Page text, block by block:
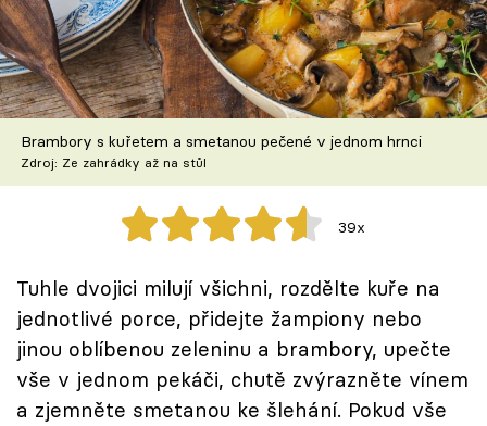
Škola vaření
Recepty z TV
Speciál: Cuketa
Těhotnej kuchař
Přihlášení
Sledujte nás
Brambory s kuřetem a smetanou pečené v jednom hrnci
Zdroj: Ze zahrádky až na stůl
39x
Tuhle dvojici milují všichni, rozdělte kuře na
jednotlivé porce, přidejte žampiony nebo
jinou oblíbenou zeleninu a brambory, upečte
vše v jednom pekáči, chutě zvýrazněte vínem
a zjemněte smetanou ke šlehání. Pokud vše